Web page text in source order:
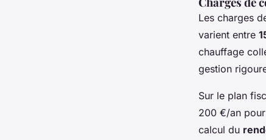
Les charges
varient entre
chauffage
gestion
Sur le plan
200 €/an
calcul du